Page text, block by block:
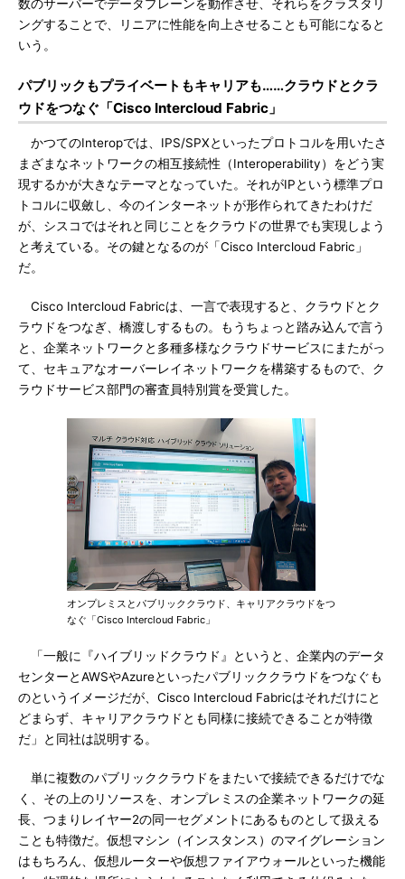
数のサーバーでデータプレーンを動作させ、それらをクラスタリ
ングすることで、リニアに性能を向上させることも可能になると
いう。
パブリックもプライベートもキャリアも……クラウドとクラ
ウドをつなぐ「Cisco Intercloud Fabric」
かつてのInteropでは、IPS/SPXといったプロトコルを用いたさ
まざまなネットワークの相互接続性（Interoperability）をどう実
現するかが大きなテーマとなっていた。それがIPという標準プロ
トコルに収斂し、今のインターネットが形作られてきたわけだ
が、シスコではそれと同じことをクラウドの世界でも実現しよう
と考えている。その鍵となるのが「Cisco Intercloud Fabric」
だ。
Cisco Intercloud Fabricは、一言で表現すると、クラウドとク
ラウドをつなぎ、橋渡しするもの。もうちょっと踏み込んで言う
と、企業ネットワークと多種多様なクラウドサービスにまたがっ
て、セキュアなオーバーレイネットワークを構築するもので、ク
ラウドサービス部門の審査員特別賞を受賞した。
オンプレミスとパブリッククラウド、キャリアクラウドをつ
なぐ「Cisco Intercloud Fabric」
「一般に『ハイブリッドクラウド』というと、企業内のデータ
センターとAWSやAzureといったパブリッククラウドをつなぐも
のというイメージだが、Cisco Intercloud Fabricはそれだけにと
どまらず、キャリアクラウドとも同様に接続できることが特徴
だ」と同社は説明する。
単に複数のパブリッククラウドをまたいで接続できるだけでな
く、その上のリソースを、オンプレミスの企業ネットワークの延
長、つまりレイヤー2の同一セグメントにあるものとして扱える
ことも特徴だ。仮想マシン（インスタンス）のマイグレーション
はもちろん、仮想ルーターや仮想ファイアウォールといった機能